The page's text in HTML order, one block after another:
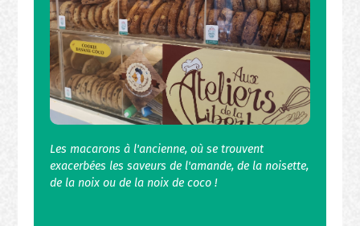
Les macarons à l'ancienne, où se trouvent
exacerbées les saveurs de l'amande, de la noisette,
de la noix ou de la noix de coco !